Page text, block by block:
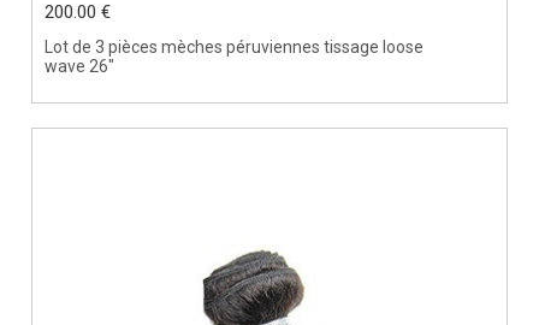
Lot de 3 pièces mèches péruviennes tissage loose
wave 26"
200.00 €